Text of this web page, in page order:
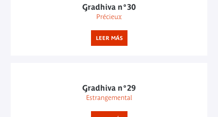
Gradhiva n°30
Précieux
LEER MÁS
Gradhiva n°29
Estrangemental